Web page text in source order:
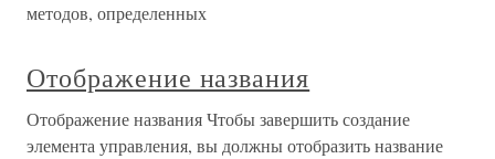
методов, определенных
Отображение названия
Отображение названия Чтобы завершить создание
элемента управления, вы должны отобразить название